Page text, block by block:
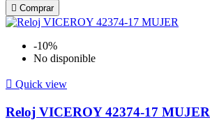
 Comprar
-10%
No disponible
 Quick view
Reloj VICEROY 42374-17 MUJER